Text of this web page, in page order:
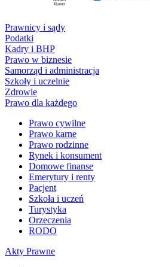
Prawnicy i sądy
Podatki
Kadry i BHP
Prawo w biznesie
Samorząd i administracja
Szkoły i uczelnie
Zdrowie
Prawo dla każdego
Prawo cywilne
Prawo karne
Prawo rodzinne
Rynek i konsument
Domowe finanse
Emerytury i renty
Pacjent
Szkoła i uczeń
Turystyka
Orzeczenia
RODO
Akty Prawne